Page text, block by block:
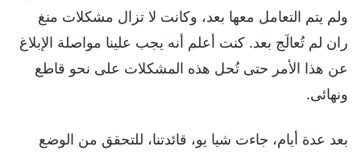
ولم يتم التعامل معها بعد، وكانت لا تزال مشكلات منغ
ران لم تُعالَج بعد. كنت أعلم أنه يجب علينا مواصلة الإبلاغ
عن هذا الأمر حتى تُحل هذه المشكلات على نحو قاطع
ونهائى.
بعد عدة أيام، جاءت شيا يو، قائدتنا، للتحقق من الوضع